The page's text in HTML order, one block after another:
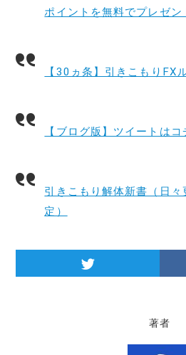
ポイントを無料でプレゼン
【30ヵ条】引きこもりFX
【ブログ版】ツイートはコ
引きこもり解体新書（日
定）
著者